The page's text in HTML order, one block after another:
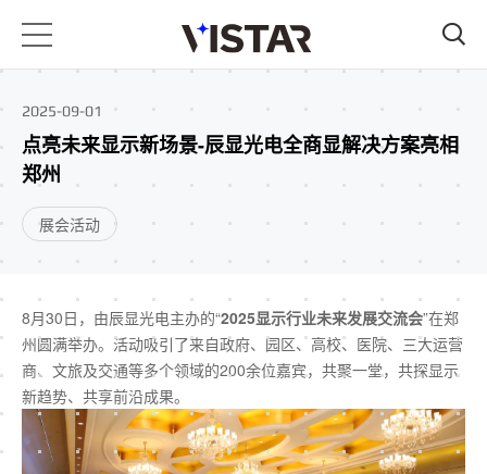
2025-09-01
点亮未来显示新场景-辰显光电全商显解决方案亮相
郑州
展会活动
8月30日，由辰显光电主办的“2025显示行业未来发展交流会”在郑
州圆满举办。活动吸引了来自政府、园区、高校、医院、三大运营
商、文旅及交通等多个领域的200余位嘉宾，共聚一堂，共探显示
新趋势、共享前沿成果。